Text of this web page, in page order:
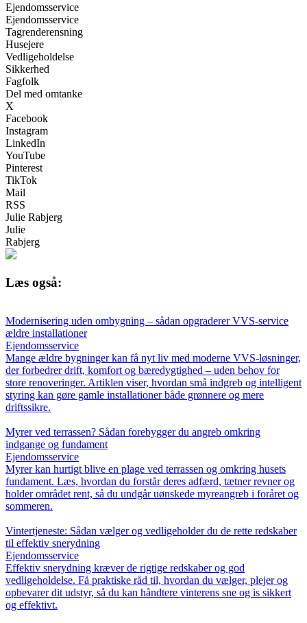
Ejendomsservice
Ejendomsservice
Tagrenderensning
Husejere
Vedligeholdelse
Sikkerhed
Fagfolk
Del med omtanke
X
Facebook
Instagram
LinkedIn
YouTube
Pinterest
TikTok
Mail
RSS
Julie Rabjerg
Julie
Rabjerg
Læs også:
Modernisering uden ombygning – sådan opgraderer VVS-service
ældre installationer
Ejendomsservice
Mange ældre bygninger kan få nyt liv med moderne VVS-løsninger,
der forbedrer drift, komfort og bæredygtighed – uden behov for
store renoveringer. Artiklen viser, hvordan små indgreb og intelligent
styring kan gøre gamle installationer både grønnere og mere
driftssikre.
Myrer ved terrassen? Sådan forebygger du angreb omkring
indgange og fundament
Ejendomsservice
Myrer kan hurtigt blive en plage ved terrassen og omkring husets
fundament. Læs, hvordan du forstår deres adfærd, tætner revner og
holder området rent, så du undgår uønskede myreangreb i foråret og
sommeren.
Vintertjeneste: Sådan vælger og vedligeholder du de rette redskaber
til effektiv snerydning
Ejendomsservice
Effektiv snerydning kræver de rigtige redskaber og god
vedligeholdelse. Få praktiske råd til, hvordan du vælger, plejer og
opbevarer dit udstyr, så du kan håndtere vinterens sne og is sikkert
og effektivt.